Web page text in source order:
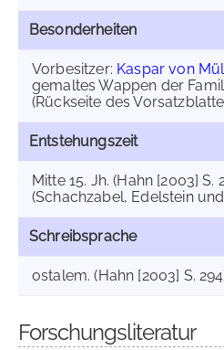
Besonderheiten
Vorbesitzer: Kaspar von
gemaltes Wappen der
(Rückseite des
Entstehungszeit
Mitte 15. Jh. (Hahn [2003] S.
(Schachzabel, Edelstein
Schreibsprache
ostalem. (Hahn [2003] S.
Forschungsliteratur